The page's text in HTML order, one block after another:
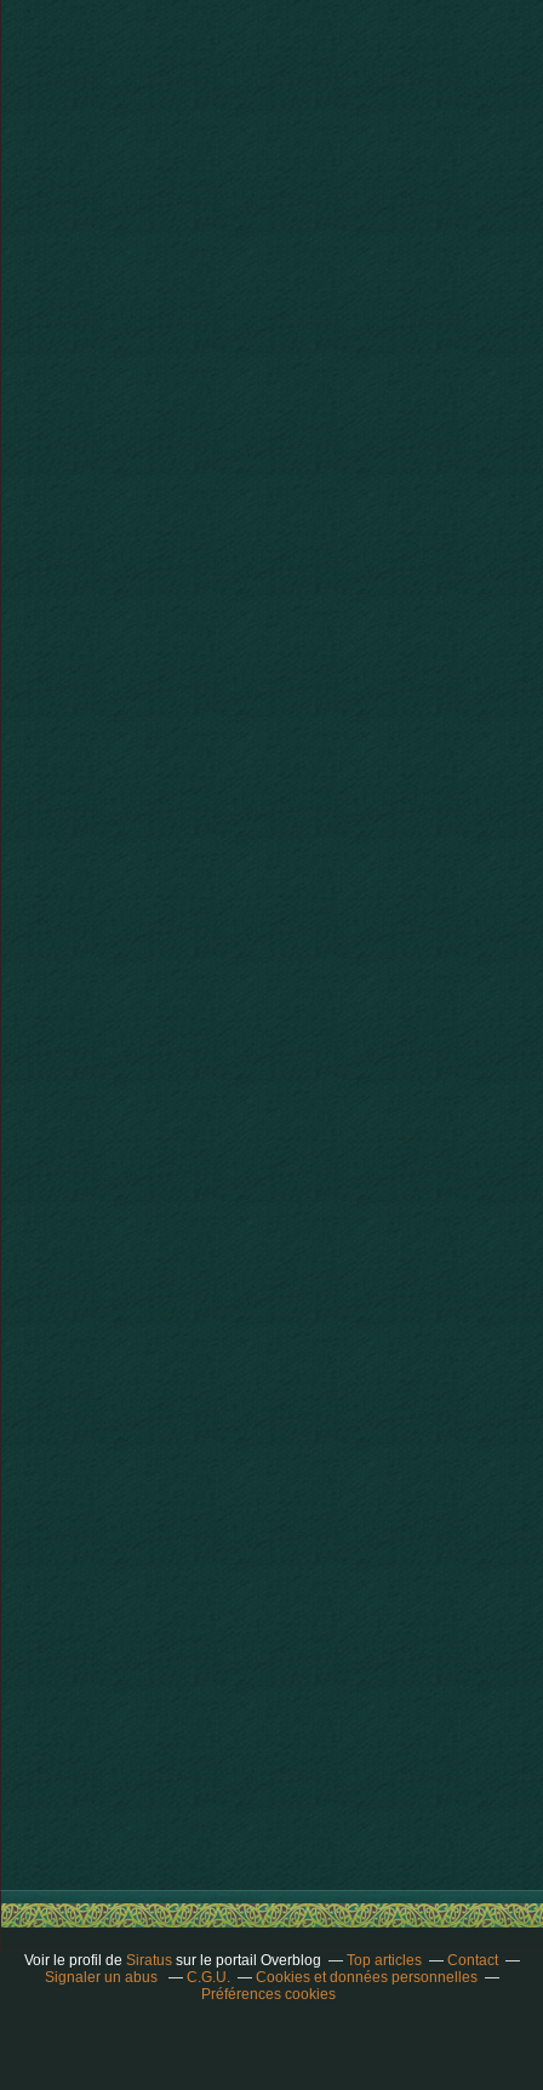
Voir le profil de Siratussur le portail Overblog Top articles
Contact
Signaler un abus
C.G.U.
Cookies et données personnelles
Préférences cookies